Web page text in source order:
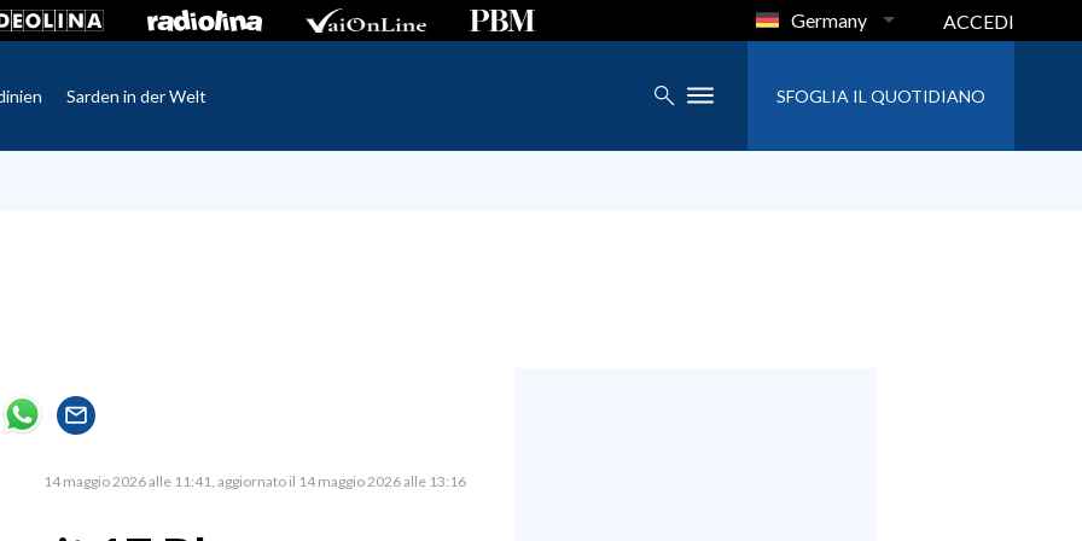
Germany ACCEDI
Sarden in der Welt SFOGLIA IL QUOTIDIANO
14 maggio 2026 alle 11:41 aggiornato il 14 maggio 2026 alle 13:16